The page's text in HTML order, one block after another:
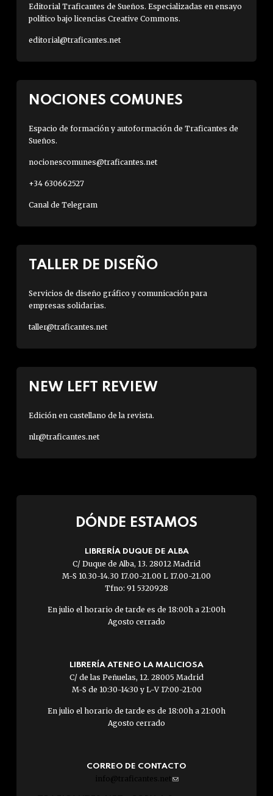
Editorial Traficantes de Sueños. Especializadas en ensayo
político bajo licencias Creative Commons.
editorial@traficantes.net
NOCIONES COMUNES
Espacio de formación y autoformación de Traficantes de
Sueños.
nocionescomunes@traficantes.net
+34 630662527
Canal de Telegram
TALLER DE DISEÑO
Servicios de diseño gráfico y comunicación para
empresas solidarias.
taller@traficantes.net
NEW LEFT REVIEW
Edición en castellano de la revista.
nlr@traficantes.net
DÓNDE ESTAMOS
LIBRERÍA DUQUE DE ALBA
C/ Duque de Alba, 13. 28012 Madrid
M-S 10.30-14.30 17.00-21.00 L 17.00-21.00
Tfno: 91 5320928
En julio el horario de tarde es de 18:00h a 21:00h
Agosto cerrado
LIBRERÍA ATENEO LA MALICIOSA
C/ de las Peñuelas, 12. 28005 Madrid
M-S de 10:30-14:30 y L-V 17:00-21:00
En julio el horario de tarde es de 18:00h a 21:00h
Agosto cerrado
CORREO DE CONTACTO
info@traficantes.net (link